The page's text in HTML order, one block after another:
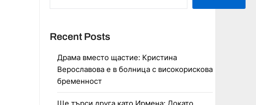
Recent Posts
Драма вместо щастие: Кристина
Верославова е в болница с високорискова
бременност